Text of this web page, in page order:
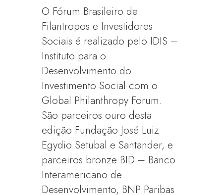
O Fórum Brasileiro de
Filantropos e Investidores
Sociais é realizado pelo IDIS –
Instituto para o
Desenvolvimento do
Investimento Social com o
Global Philanthropy Forum.
São parceiros ouro desta
edição Fundação José Luiz
Egydio Setubal e Santander, e
parceiros bronze BID – Banco
Interamericano de
Desenvolvimento, BNP Paribas